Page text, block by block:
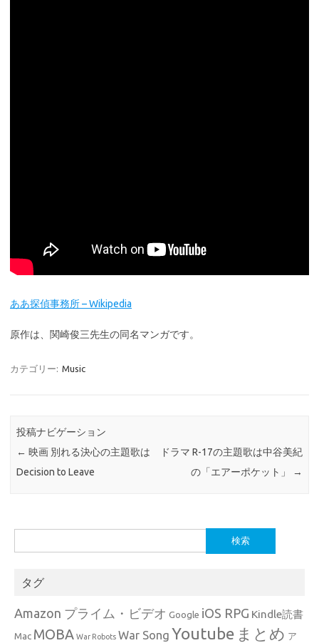
ああ探偵事務所 – Wikipedia
原作は、関崎俊三先生の同名マンガです。
カテゴリー: Music
投稿ナビゲーション
← 映画 別れる決心の主題歌は
Decision to Leave
ドラマ R-17の主題歌は中谷美紀
の「エアーポケット」
→
索:
タグ
Amazon プライム・ビデオ Google iOS RPG Kindle読書
Mac MOBA War Robots War Song Youtube まとめ ア